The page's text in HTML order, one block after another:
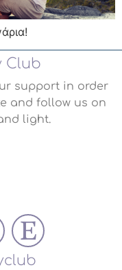
Club
support in order
and follow us on
light.